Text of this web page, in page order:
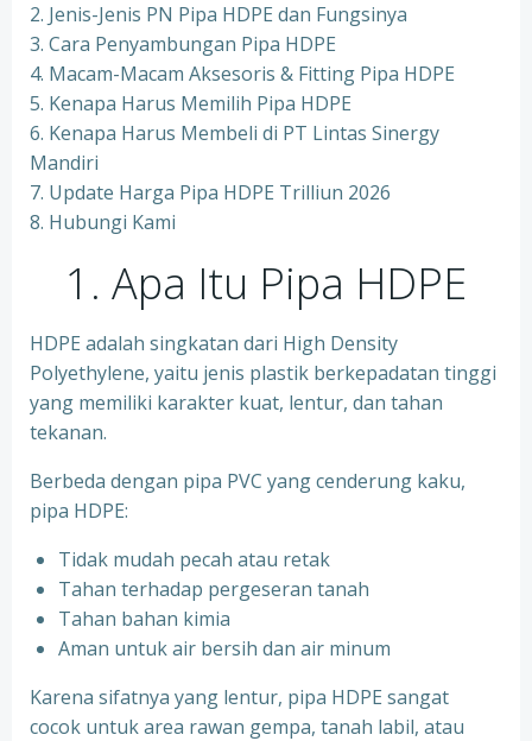
2. Jenis-Jenis PN Pipa HDPE dan Fungsinya
3. Cara Penyambungan Pipa HDPE
4. Macam-Macam Aksesoris & Fitting Pipa HDPE
5. Kenapa Harus Memilih Pipa HDPE
6. Kenapa Harus Membeli di PT Lintas Sinergy
Mandiri
7. Update Harga Pipa HDPE Trilliun 2026
8. Hubungi Kami
1. Apa Itu Pipa HDPE
HDPE adalah singkatan dari High Density
Polyethylene, yaitu jenis plastik berkepadatan tinggi
yang memiliki karakter kuat, lentur, dan tahan
tekanan.
Berbeda dengan pipa PVC yang cenderung kaku,
pipa HDPE:
Tidak mudah pecah atau retak
Tahan terhadap pergeseran tanah
Tahan bahan kimia
Aman untuk air bersih dan air minum
Karena sifatnya yang lentur, pipa HDPE sangat
cocok untuk area rawan gempa, tanah labil, atau